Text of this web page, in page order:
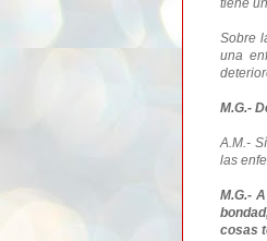
Sobre
una
M.G.-
A.M.-
las
M.G.-
cosas